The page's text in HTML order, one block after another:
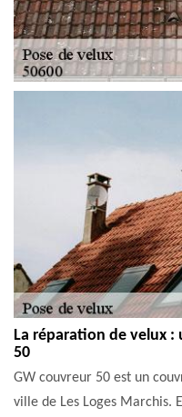
La réparation de velux :
50
GW couvreur 50 est un
ville de Les Loges Marchis.